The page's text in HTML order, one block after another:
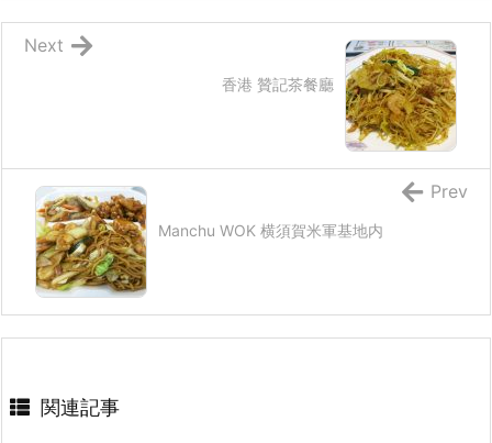
香港 贊記茶餐廳
Next
Manchu WOK 横須賀米軍基地内
Prev
関連記事